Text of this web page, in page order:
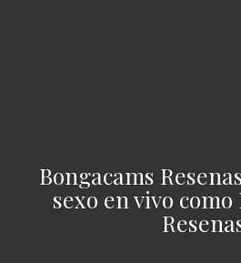
Bongacams
sexo en vivo como